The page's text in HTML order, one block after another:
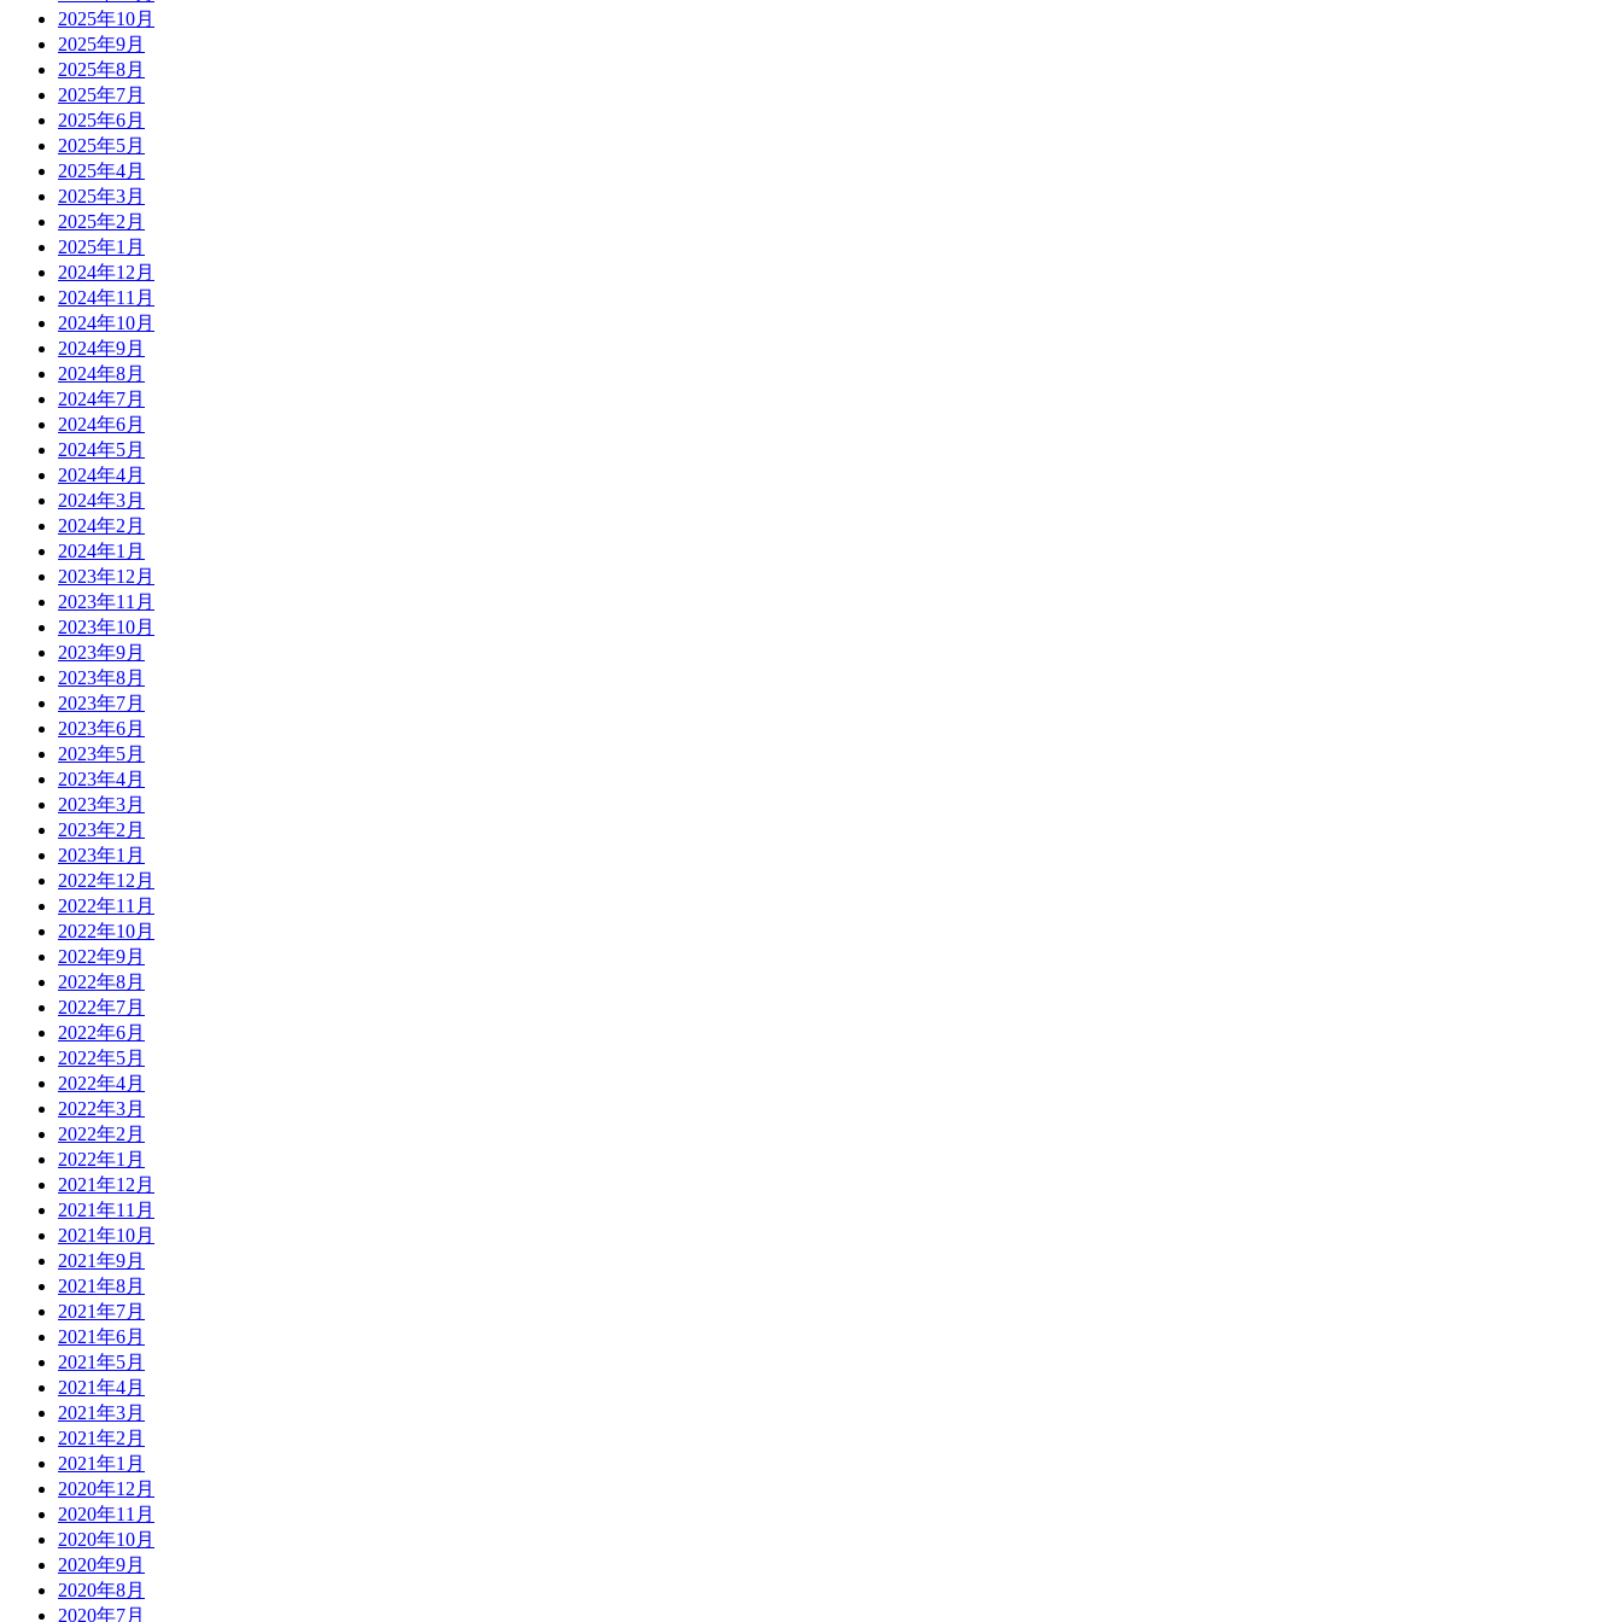
2025年10月
2025年9月
2025年8月
2025年7月
2025年6月
2025年5月
2025年4月
2025年3月
2025年2月
2025年1月
2024年12月
2024年11月
2024年10月
2024年9月
2024年8月
2024年7月
2024年6月
2024年5月
2024年4月
2024年3月
2024年2月
2024年1月
2023年12月
2023年11月
2023年10月
2023年9月
2023年8月
2023年7月
2023年6月
2023年5月
2023年4月
2023年3月
2023年2月
2023年1月
2022年12月
2022年11月
2022年10月
2022年9月
2022年8月
2022年7月
2022年6月
2022年5月
2022年4月
2022年3月
2022年2月
2022年1月
2021年12月
2021年11月
2021年10月
2021年9月
2021年8月
2021年7月
2021年6月
2021年5月
2021年4月
2021年3月
2021年2月
2021年1月
2020年12月
2020年11月
2020年10月
2020年9月
2020年8月
2020年7月